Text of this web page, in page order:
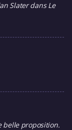
Slater dans Le
belle proposition.